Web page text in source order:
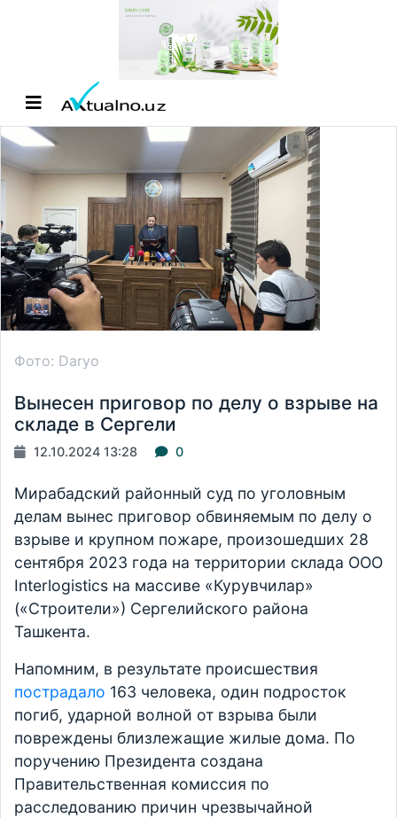
Фото: Daryo
Вынесен приговор по делу о взрыве на
складе в Сергели
12.10.2024 13:28 0
Мирабадский районный суд по уголовным
делам вынес приговор обвиняемым по делу о
взрыве и крупном пожаре, произошедших 28
сентября 2023 года на территории склада ООО
Interlogistics на массиве «Курувчилар»
(«Строители») Сергелийского района
Ташкента.
Напомним, в результате происшествия
пострадало 163 человека, один подросток
погиб, ударной волной от взрыва были
повреждены близлежащие жилые дома. По
поручению Президента создана
Правительственная комиссия по
расследованию причин чрезвычайной